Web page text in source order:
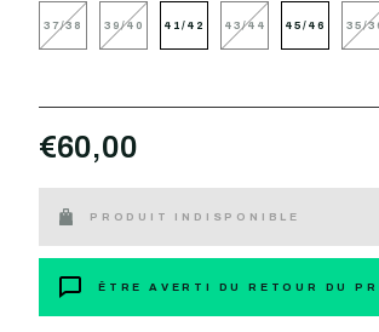
37/38 39/40 41/42 43/44 45/46 35/
€60,00
PRODUIT INDISPONIBLE
ÊTRE AVERTI DU RETOUR DU